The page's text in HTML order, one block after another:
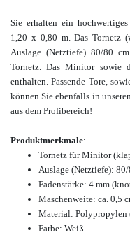
Sie erhalten ein
1,20 x 0,80 m. Das Tornetz
Auslage (Netztiefe) 80/80
Tornetz. Das Minitor sowie
enthalten.Passende Tore,
können Sie ebenfalls in
aus dem Profibereich!
Produktmerkmale:
Tornetz für Minitor
Auslage (Netztiefe):
Fadenstärke: 4 mm
Maschenweite: ca. 0,5
Material: Polypropylen
Farbe: Weiß